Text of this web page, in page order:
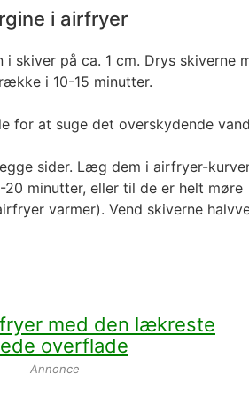
i airfryer
skiver på ca. 1 cm. Drys skiverne
i 10-15 minutter.
for at suge det overskydende
sider. Læg dem i airfryer-
minutter, eller til de er helt møre
varmer). Vend skiverne
med den lækreste
overflade
Annonce